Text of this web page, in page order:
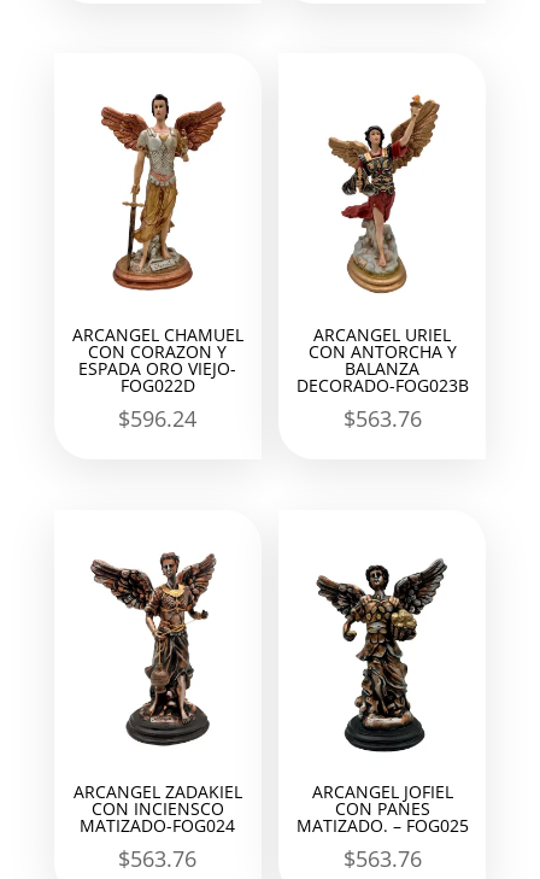
ARCANGEL CHAMUEL
CON CORAZON Y
ESPADA ORO VIEJO-
FOG022D
$596.24
ARCANGEL URIEL
CON ANTORCHA Y
BALANZA
DECORADO-FOG023B
$563.76
ARCANGEL ZADAKIEL
CON INCIENSCO
MATIZADO-FOG024
$563.76
ARCANGEL JOFIEL
CON PANES
MATIZADO. – FOG025
$563.76